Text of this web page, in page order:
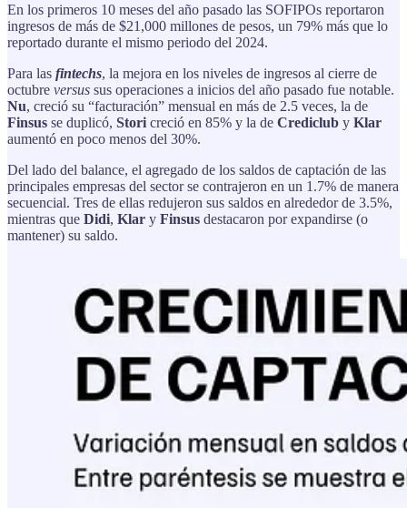
En los primeros 10 meses del año pasado las SOFIPOs reportaron
ingresos de más de $21,000 millones de pesos, un 79% más que lo
reportado durante el mismo periodo del 2024.
Para las fintechs, la mejora en los niveles de ingresos al cierre de
octubre versus sus operaciones a inicios del año pasado fue notable.
Nu, creció su “facturación” mensual en más de 2.5 veces, la de
Finsus se duplicó, Stori creció en 85% y la de Crediclub y Klar
aumentó en poco menos del 30%.
Del lado del balance, el agregado de los saldos de captación de las
principales empresas del sector se contrajeron en un 1.7% de manera
secuencial. Tres de ellas redujeron sus saldos en alrededor de 3.5%,
mientras que Didi, Klar y Finsus destacaron por expandirse (o
mantener) su saldo.